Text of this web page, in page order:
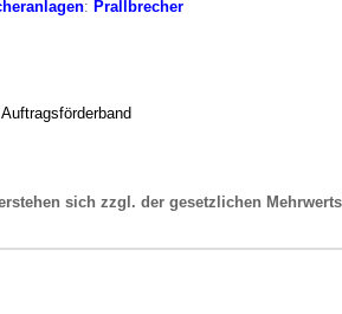
: Prallbrecher
sich zzgl. der gesetzlichen